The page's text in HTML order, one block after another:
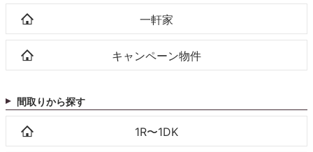
一軒家
キャンペーン物件
間取りから探す
1R〜1DK